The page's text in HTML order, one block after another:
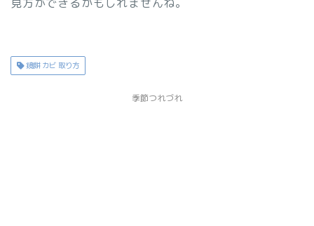
鏡餅 カビ 取り方
季節つれづれ